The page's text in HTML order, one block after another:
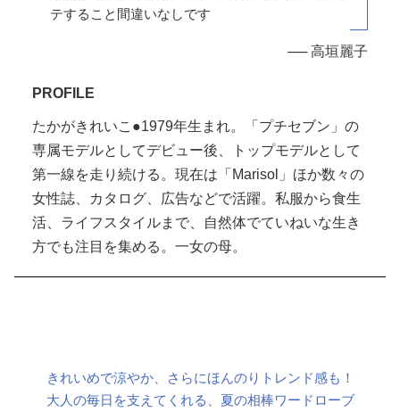
テすること間違いなしです
── 高垣麗子
PROFILE
たかがきれいこ●1979年生まれ。「プチセブン」の
専属モデルとしてデビュー後、トップモデルとして
第一線を走り続ける。現在は「Marisol」ほか数々の
女性誌、カタログ、広告などで活躍。私服から食生
活、ライフスタイルまで、自然体でていねいな生き
方でも注目を集める。一女の母。
きれいめで涼やか、さらにほんのりトレンド感も！
大人の毎日を支えてくれる、夏の相棒ワードローブ